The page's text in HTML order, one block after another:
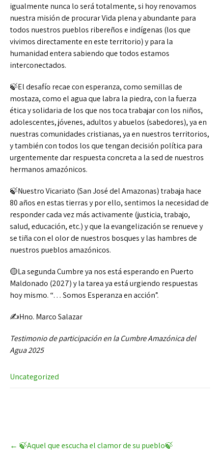
igualmente nunca lo será totalmente, si hoy renovamos
nuestra misión de procurar Vida plena y abundante para
todos nuestros pueblos ribereños e indígenas (los que
vivimos directamente en este territorio) y para la
humanidad entera sabiendo que todos estamos
interconectados.
🍃El desafío recae con esperanza, como semillas de
mostaza, como el agua que labra la piedra, con la fuerza
ética y solidaria de los que nos toca trabajar con los niños,
adolescentes, jóvenes, adultos y abuelos (sabedores), ya en
nuestras comunidades cristianas, ya en nuestros territorios,
y también con todos los que tengan decisión política para
urgentemente dar respuesta concreta a la sed de nuestros
hermanos amazónicos.
🍃Nuestro Vicariato (San José del Amazonas) trabaja hace
80 años en estas tierras y por ello, sentimos la necesidad de
responder cada vez más activamente (justicia, trabajo,
salud, educación, etc.) y que la evangelización se renueve y
se tiña con el olor de nuestros bosques y las hambres de
nuestros pueblos amazónicos.
🟡La segunda Cumbre ya nos está esperando en Puerto
Maldonado (2027) y la tarea ya está urgiendo respuestas
hoy mismo. “… Somos Esperanza en acción”.
✍️Hno. Marco Salazar
Testimonio de participación en la Cumbre Amazónica del
Agua 2025
Uncategorized
Post
navigation
← 🍃Aquel que escucha el clamor de su pueblo🍃